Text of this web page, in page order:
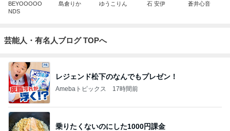
BEYOOOOO
NDS
島倉りか ゆうこりん 石 安伊 蒼井心音
芸能人・有名人ブログ TOPへ
レジェンド松下のなんでもプレゼン！
Amebaトピックス 17時間前
乗りたくないのにした1000円課金